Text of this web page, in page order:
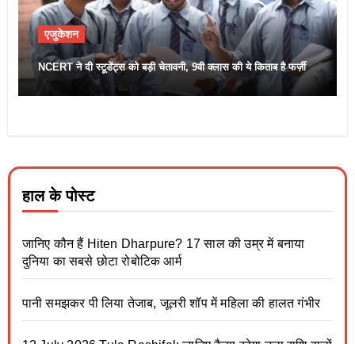
एजुकेशन
NCERT ने दी स्टूडेंट्स को बड़ी चेतावनी, 9वी क्लास की ये किताब है फर्ज़ी
हाल के पोस्ट
जानिए कौन हैं Hiten Dharpure? 17 साल की उम्र में बनाया
दुनिया का सबसे छोटा रोबोटिक आर्म
पानी समझकर पी लिया तेजाब, जूलरी शॉप में महिला की हालत गंभीर